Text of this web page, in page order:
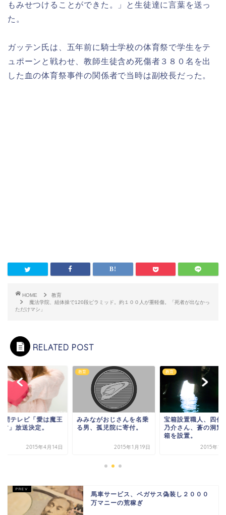
もみせつけることができた。」と生徒達に言葉を送っ
た。
ガッテン氏は、五年前に騎士学校の体育祭で学生をテ
ュポーンと戦わせ、教師生徒含め死傷者３８０名を出
した血の体育祭事件の関係者で当時は副校長だった。
HOME
教育
魔法学院、組体操で120段ピラミッド。約１００人が重軽傷。「死者が出なかっ
ただけマシ」
RELATED POST
間テレビ「愛は魔王
す」放送決定。
2015年4月14日
教育
みみながおじさんを名乗
る男、孤児院に寄付。
2015年1月19日
教育
宝箱設置職人、四代
乃介さん、蒼の洞窟
箱を設置。
2015年1
馬車サービス、ペガサス偽装し２０００
万マニーの荒稼ぎ